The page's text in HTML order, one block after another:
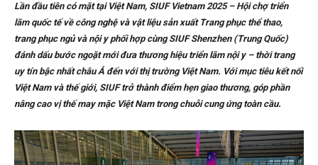
Lần đầu tiên có mặt tại Việt Nam, SIUF Vietnam 2025 – Hội chợ triển
lãm quốc tế về công nghệ và vật liệu sản xuất Trang phục thể thao,
trang phục ngủ và nội y phối hợp cùng SIUF Shenzhen (Trung Quốc)
đánh dấu bước ngoặt mới đưa thương hiệu triển lãm nội y – thời trang
uy tín bậc nhất châu Á đến với thị trường Việt Nam. Với mục tiêu kết nối
Việt Nam và thế giới, SIUF trở thành điểm hẹn giao thương, góp phần
nâng cao vị thế may mặc Việt Nam trong chuỗi cung ứng toàn cầu.